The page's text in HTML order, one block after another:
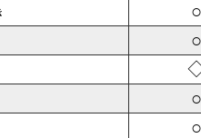
○
○
○
○